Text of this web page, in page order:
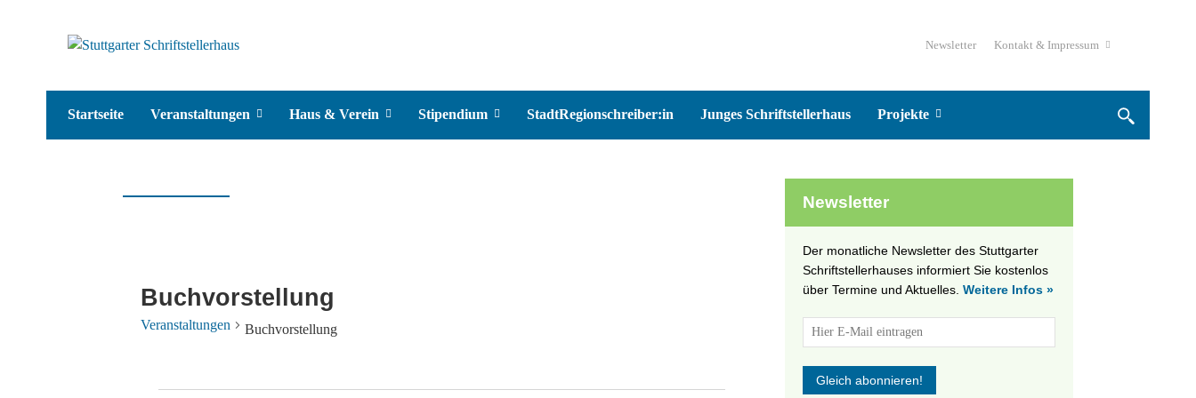
Newsletter Kontakt & Impressum
Startseite Veranstaltungen Haus & Verein Stipendium StadtRegionschreiber:in Junges Schriftstellerhaus Projekte
Buchvorstellung
Veranstaltungen Buchvorstellung
Newsletter
Der monatliche Newsletter des Stuttgarter
Schriftstellerhauses informiert Sie kostenlos
über Termine und Aktuelles. Weitere Infos »